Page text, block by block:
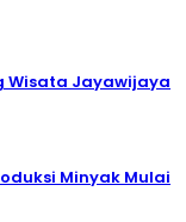
Wisata Jayawijaya
Minyak Mulai